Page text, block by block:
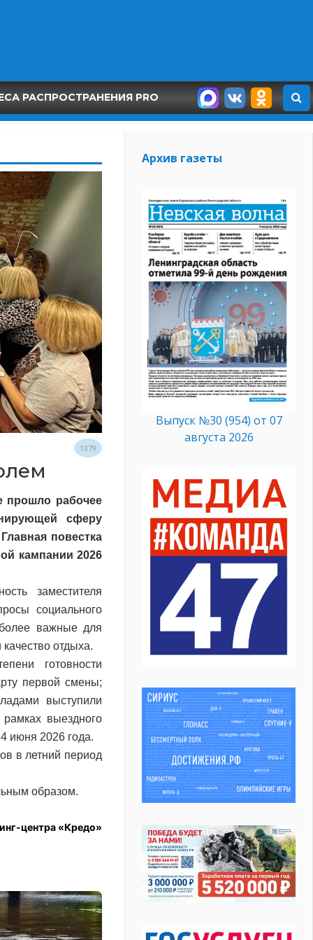
РАСПРОСТРАНЕНИЯ PRO
1379
прошло рабочее
сферу
повестка
кампании 2026
заместителя
социального
важные для
отдыха.
готовности
первой смены;
выступили
выездного
июня 2026 года.
в летний период
образом.
центра «Кредо»
Архив газеты
Выпуск №30 (954) от 07
августа 2026